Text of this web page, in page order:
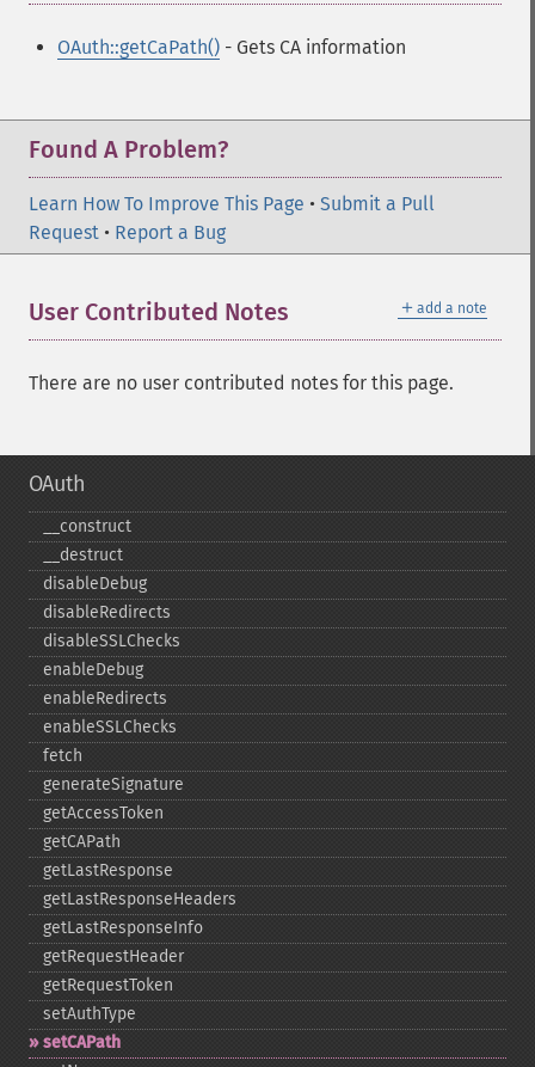
OAuth::getCaPath() - Gets CA information
Found A Problem?
Learn How To Improve This Page • Submit a Pull
Request • Report a Bug
＋ add a note
User Contributed Notes
There are no user contributed notes for this page.
OAuth
_​_​construct
_​_​destruct
disableDebug
disableRedirects
disableSSLChecks
enableDebug
enableRedirects
enableSSLChecks
fetch
generateSignature
getAccessToken
getCAPath
getLastResponse
getLastResponseHeaders
getLastResponseInfo
getRequestHeader
getRequestToken
setAuthType
setCAPath